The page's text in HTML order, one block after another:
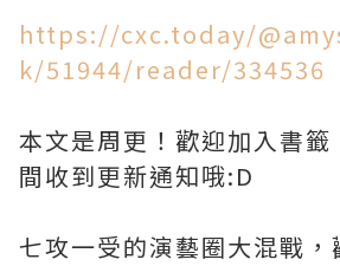
https://cxc.today/
k/51944/reader/334536
本文是周更！歡迎加入書籤
間收到更新通知哦:D
七攻一受的演藝圈大混戰，